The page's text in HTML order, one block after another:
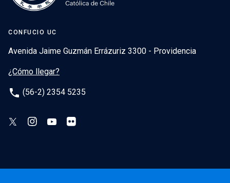
CONFUCIO UC
Avenida Jaime Guzmán Errázuriz 3300 - Providencia
¿Cómo llegar?
phone (56-2) 2354 5235